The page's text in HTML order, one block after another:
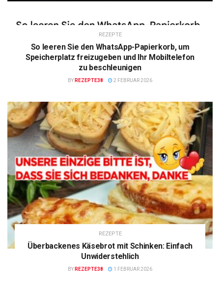
REZEPTE
So leeren Sie den WhatsApp-Papierkorb, um
Speicherplatz freizugeben und Ihr Mobiltelefon
zu beschleunigen
BY REZEPTE38 2 FEBRUAR 2026
REZEPTE
Überbackenes Käsebrot mit Schinken: Einfach
Unwiderstehlich
BY REZEPTE38 1 FEBRUAR 2026